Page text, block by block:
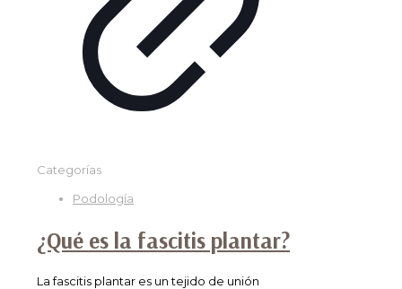
Categorías
Podología
¿Qué es la fascitis plantar?
La fascitis plantar es un tejido de unión